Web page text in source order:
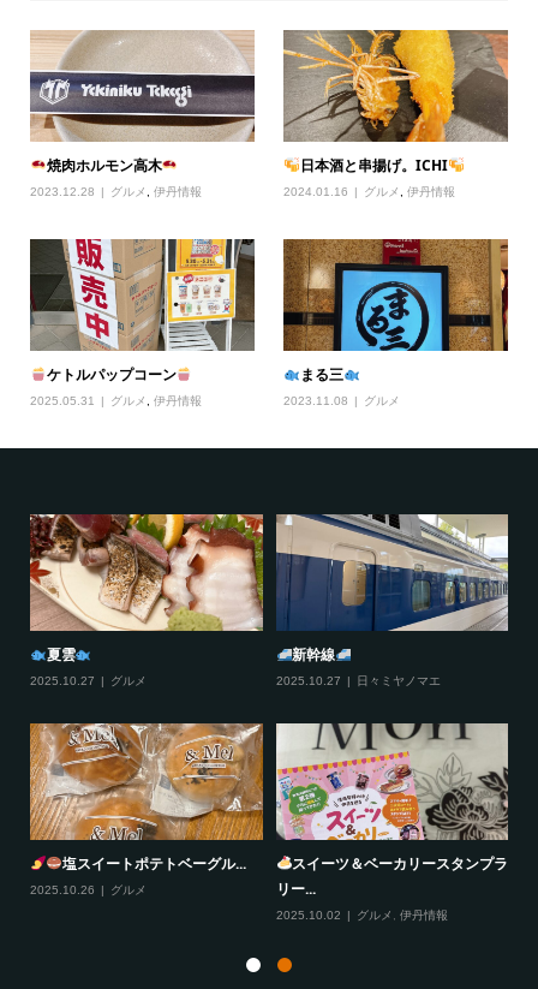
焼肉ホルモン高木
2023.12.28 グルメ 伊丹情報
日本酒と串揚げ。ICHI
2024.01.16 グルメ ,伊丹情報
ケトルパップコーン
2025.05.31 グルメ 伊丹情報
まる三
2023.11.08 グルメ
夏雲
2025.10.27 グルメ
新幹線
2025.10.27 日々ミヤノマエ
塩スイートポテトベーグル...
2025.10.26 グルメ
スイーツ＆ベーカリースタンプラ
リー...
2025.10.02 グルメ 伊丹情報